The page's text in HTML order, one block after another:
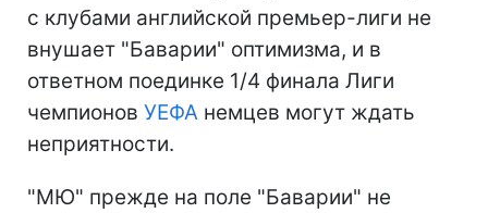
с клубами английской премьер-лиги не
внушает "Баварии" оптимизма, и в
ответном поединке 1/4 финала Лиги
чемпионов УЕФА немцев могут ждать
неприятности.
"МЮ" прежде на поле "Баварии" не